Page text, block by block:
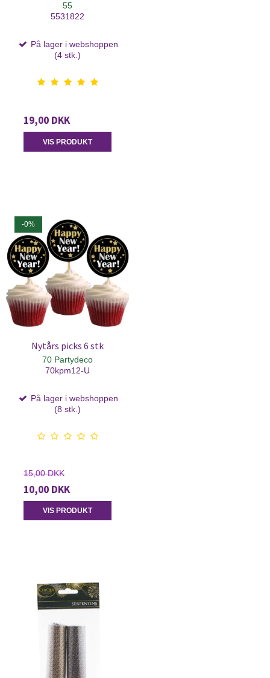
55
5531822
På lager i webshoppen
(4 stk.)
19,00 DKK
VIS PRODUKT
-0%
Nytårs picks 6 stk
70 Partydeco
70kpm12-U
På lager i webshoppen
(8 stk.)
15,00 DKK
10,00 DKK
VIS PRODUKT